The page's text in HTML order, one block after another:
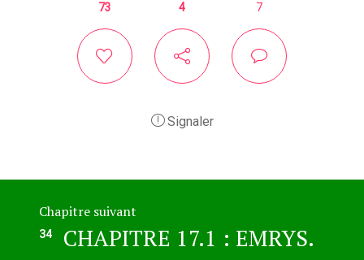
73 4 7
Signaler
Chapitre suivant
34 CHAPITRE 17.1 : EMRYS.